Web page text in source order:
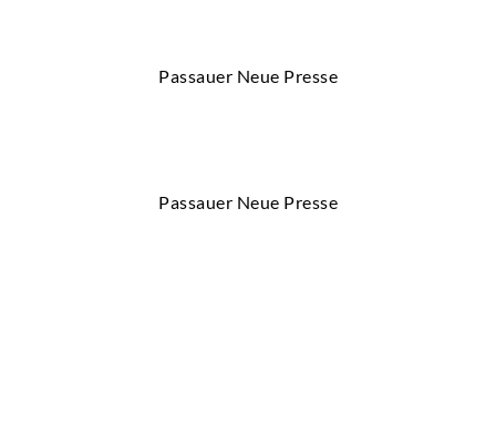
Passauer Neue Presse
Passauer Neue Presse